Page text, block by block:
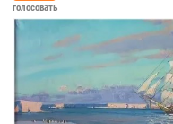
голосовать